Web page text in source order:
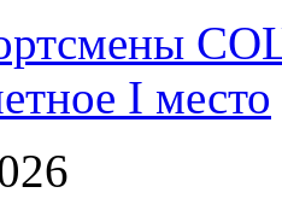
I место